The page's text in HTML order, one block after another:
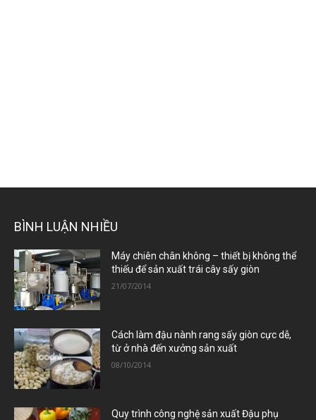
BÌNH LUẬN NHIỀU
Máy chiên chân không – thiết bị không thể
thiếu để sản xuất trái cây sấy giòn
21/07/2014
Cách làm đậu nành rang sấy giòn cực dễ,
từ ở nhà đến xưởng sản xuất
08/10/2014
Quy trình công nghệ sản xuất Đậu phụ